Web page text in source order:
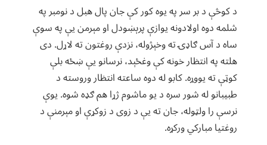
د کوڅې د بر سر په یوه کور کې جان پال هبل د نومبر په
شلمه دوه اولادونه یوازې پرېښودل او مېرمن یې په سوې
ساه د آس ګاډۍ ته وخېژوله، نزدې روغتون ته لاړل. دی
هلته په انتظار خونه کې وغځېد، نرسانو یې ښځه بلې
کوټې ته یووړه. کابو له دوه ساعته انتظار وروسته د
طبیبانو له شور سره د یو ماشوم ژړا هم ګډه شوه. یوې
نرسې را ولټوله، جان ته یې د زوی د زوکړې او مېرمنې د
روغتیا مبارکي ورکړه.